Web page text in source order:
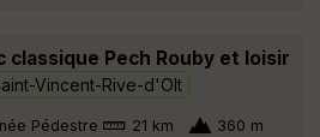
classique Pech Rouby et loisir
Vincent-Rive-d'Olt
Pédestre 21 km 360 m